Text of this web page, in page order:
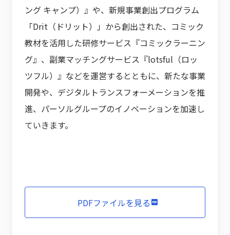
ング キャンプ）』や、新規事業創出プログラム
「Drit（ドリット）」から創出された、コミック
教材を活用した研修サービス『コミックラーニン
グ』、副業マッチングサービス『lotsful（ロッ
ツフル）』などを運営するとともに、新たな事業
開発や、デジタルトランスフォーメーションを推
進、パーソルグループのイノベーションを加速し
ていきます。
PDFファイルを見る